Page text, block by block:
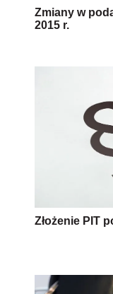
Zmiany w
2015 r.
Złożenie PIT